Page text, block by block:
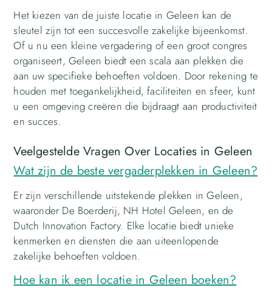
Het kiezen van de juiste locatie in Geleen kan de
sleutel zijn tot een succesvolle zakelijke bijeenkomst.
Of u nu een kleine vergadering of een groot congres
organiseert, Geleen biedt een scala aan plekken die
aan uw specifieke behoeften voldoen. Door rekening te
houden met toegankelijkheid, faciliteiten en sfeer, kunt
u een omgeving creëren die bijdraagt aan productiviteit
en succes.
Veelgestelde Vragen Over Locaties in Geleen
Wat zijn de beste vergaderplekken in Geleen?
Er zijn verschillende uitstekende plekken in Geleen,
waaronder De Boerderij, NH Hotel Geleen, en de
Dutch Innovation Factory. Elke locatie biedt unieke
kenmerken en diensten die aan uiteenlopende
zakelijke behoeften voldoen.
Hoe kan ik een locatie in Geleen boeken?